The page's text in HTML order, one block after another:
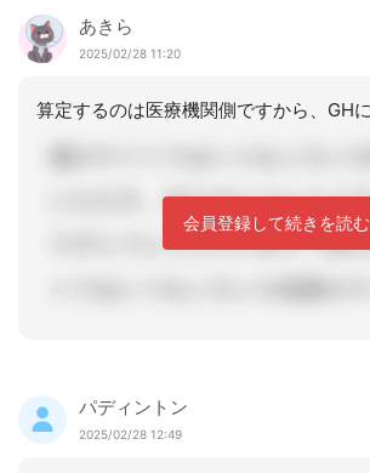
あきら
2025/02/28 11:20
会員登録して続きを読む
パディントン
2025/02/28 12:49